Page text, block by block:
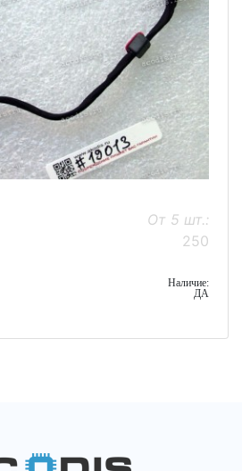
От 5 шт.:
250
Наличие:
ДА